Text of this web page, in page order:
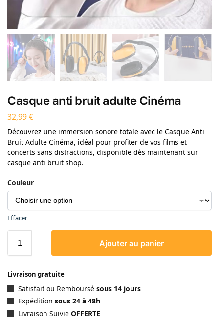
Casque anti bruit adulte Cinéma
32,99€
Découvrez une immersion sonore totale avec le Casque Anti
Bruit Adulte Cinéma, idéal pour profiter de vos films et
concerts sans distractions, disponible dès maintenant sur
casque anti bruit shop.
Couleur
Effacer
Ajouter au panier
Livraison gratuite
Satisfait ou Remboursé sous 14 jours
Expédition sous 24 à 48h
Livraison Suivie OFFERTE